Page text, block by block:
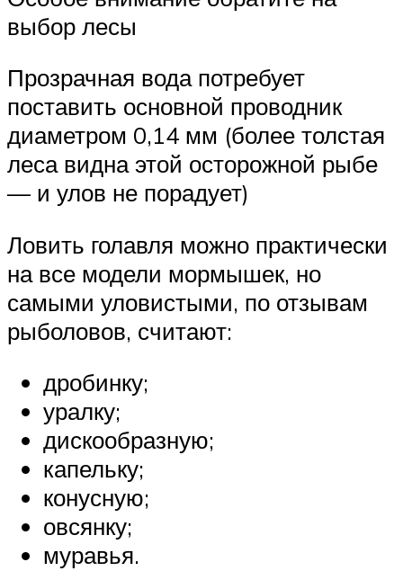
выбор лесы
Прозрачная вода потребует
поставить основной проводник
диаметром 0,14 мм (более толстая
леса видна этой осторожной рыбе
— и улов не порадует)
Ловить голавля можно практически
на все модели мормышек, но
самыми уловистыми, по отзывам
рыболовов, считают:
дробинку;
уралку;
дискообразную;
капельку;
конусную;
овсянку;
муравья.